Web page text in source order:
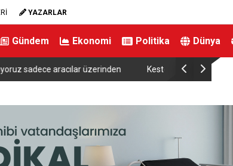
YAZARLAR
Gündem Ekonomi Politika Dünya
Abdülhamid Han